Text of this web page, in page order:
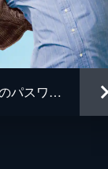
イエスマン “ＹＥＳ”は人生のパスワード